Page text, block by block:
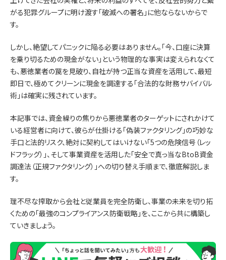
がる犯罪グループに明け渡す「破滅への署名」に他ならないからで
す。
しかし、絶望してパニックに陥る必要はありません。「今、口座に決算
を乗り切るための現金がない」という物理的な事実は変えられなくて
も、悪徳業者の罠を見破り、自社が持つ正当な資産を活用して、最短
即日で、極めてクリーンに現金を調達する「合法的な財務サバイバル
術」は確実に残されています。
本記事では、資金繰りの焦りから悪徳業者のターゲットにされかけて
いる経営者に向けて、彼らが仕掛ける「偽装ファクタリング」の巧妙な
手口と法的リスク、絶対に契約してはいけない「5つの危険信号（レッ
ドフラッグ）」、そして事業資産を活用した「安全で真っ当なBtoB資金
調達法（正規ファクタリング）」への切り替え手順まで、徹底解説しま
す。
理不尽な搾取から会社と従業員を完全防衛し、事業の未来を切り拓
くための「最強のコンプライアンス防衛戦略」を、ここから共に構築し
ていきましょう。